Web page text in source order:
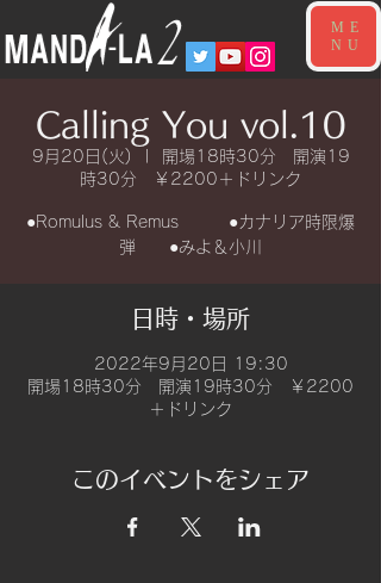
ME
NU
Calling You vol.10
9月20日(火)
開場18時30分 開演19
時30分 ￥2200＋ドリンク
●Romulus & Remus ●カナリア時限爆
弾 ●みよ＆小川
日時・場所
2022年9月20日 19:30
開場18時30分 開演19時30分 ￥2200
＋ドリンク
このイベントをシェア